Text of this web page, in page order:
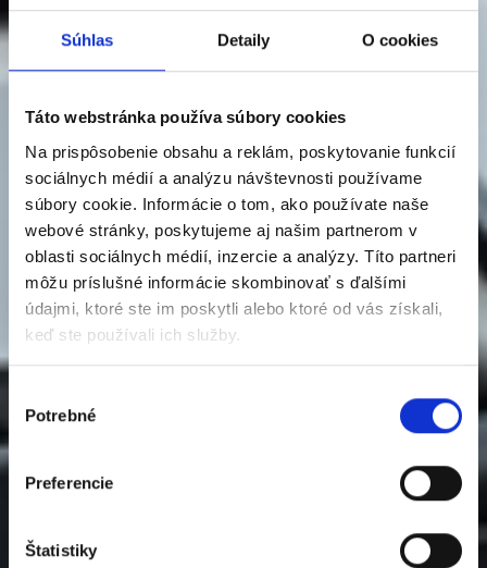
Súhlas Detaily O cookies
Táto webstránka používa súbory cookies
Na prispôsobenie obsahu a reklám, poskytovanie funkcií
sociálnych médií a analýzu návštevnosti používame
súbory cookie. Informácie o tom, ako používate naše
webové stránky, poskytujeme aj našim partnerom v
oblasti sociálnych médií, inzercie a analýzy. Títo partneri
môžu príslušné informácie skombinovať s ďalšími
údajmi, ktoré ste im poskytli alebo ktoré od vás získali,
keď ste používali ich služby.
súhlasu
Potrebné
Preferencie
Štatistiky